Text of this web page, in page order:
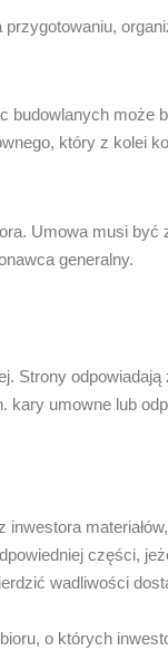
budowlanych może
który z kolei
Umowa musi być
generalny.
Strony
umowne lub
części,
wadliwości
o których